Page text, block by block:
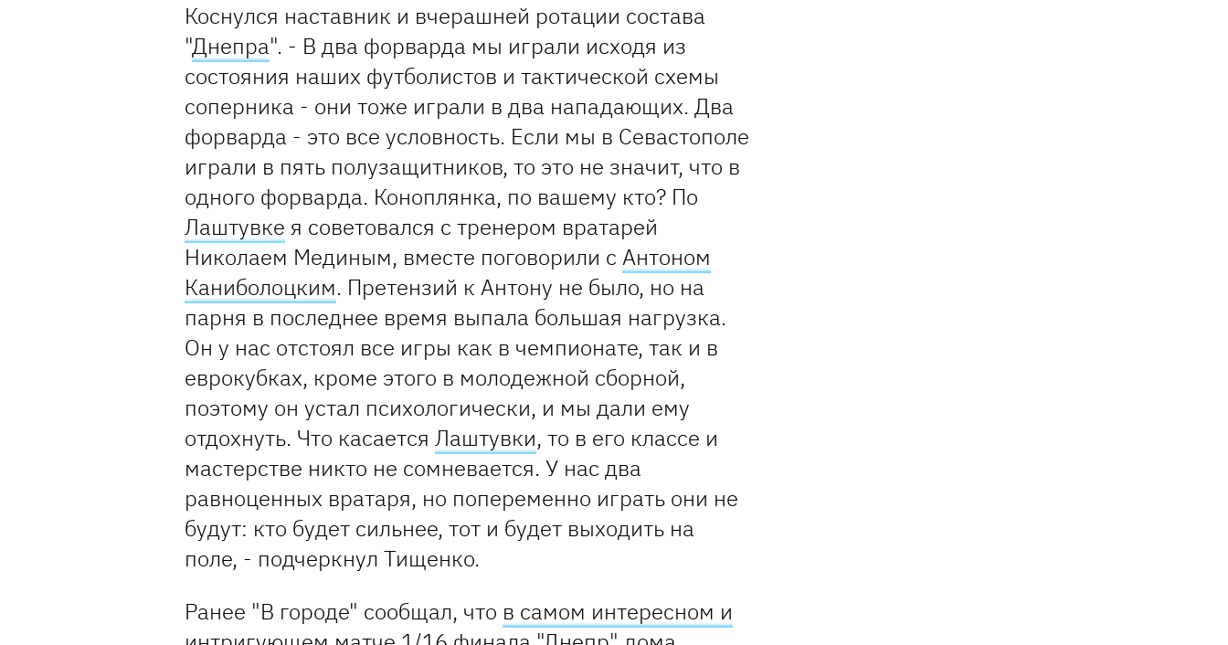
Коснулся наставник и вчерашней ротации состава
"Днепра". - В два форварда мы играли исходя из
состояния наших футболистов и тактической схемы
соперника - они тоже играли в два нападающих. Два
форварда - это все условность. Если мы в Севастополе
играли в пять полузащитников, то это не значит, что в
одного форварда. Коноплянка, по вашему кто? По
Лаштувке я советовался с тренером вратарей
Николаем Мединым, вместе поговорили с Антоном
Каниболоцким. Претензий к Антону не было, но на
парня в последнее время выпала большая нагрузка.
Он у нас отстоял все игры как в чемпионате, так и в
еврокубках, кроме этого в молодежной сборной,
поэтому он устал психологически, и мы дали ему
отдохнуть. Что касается Лаштувки, то в его классе и
мастерстве никто не сомневается. У нас два
равноценных вратаря, но попеременно играть они не
будут: кто будет сильнее, тот и будет выходить на
поле, - подчеркнул Тищенко.
Ранее "В городе" сообщал, что в самом интересном и